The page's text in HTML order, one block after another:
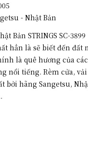
- Nhật Bản
Bản STRINGS SC-
hẳn là sẽ biết đến đất
là quê hương của
nổi tiếng. Rèm cửa,
bởi hãng Sangetsu,